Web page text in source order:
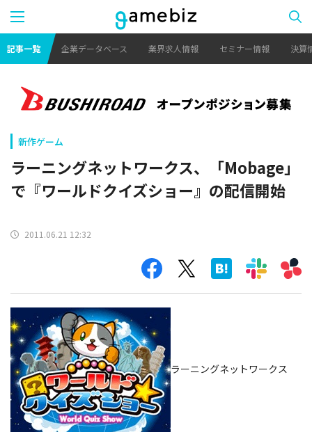
記事一覧 企業データベース 業界求人情報 セミナー情報 決算
新作ゲーム
ラーニングネットワークス、「Mobage」
で『ワールドクイズショー』の配信開始
2011.06.21 12:32
ラーニングネットワークス